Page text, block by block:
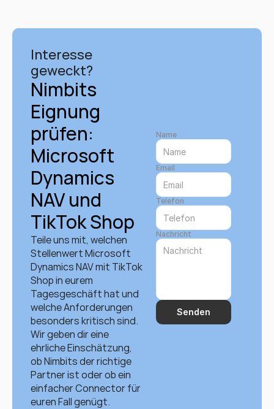
Interesse
geweckt?
Nimbits
Eignung
prüfen:
Microsoft
Dynamics
NAV und
TikTok Shop
Teile uns mit, welchen
Stellenwert Microsoft
Dynamics NAV mit TikTok
Shop in eurem
Tagesgeschäft hat und
welche Anforderungen
besonders kritisch sind.
Wir geben dir eine
ehrliche Einschätzung,
ob Nimbits der richtige
Partner ist oder ob ein
einfacher Connector für
euren Fall genügt.
Name
Email
Telefon
Nachricht
Senden